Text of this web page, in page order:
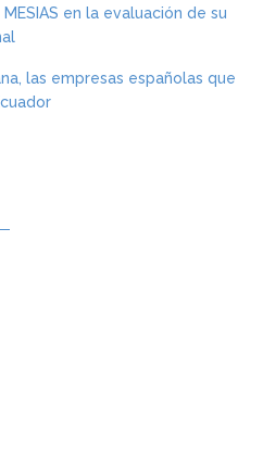
en la evaluación de su
las empresas españolas que